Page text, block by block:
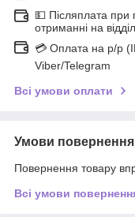
💵 Післяплата при
отриманні на
💳 Оплата на р/р
Viber/Telegram
Всі умови оплати
Умови повернення
Повернення товару
Всі умови